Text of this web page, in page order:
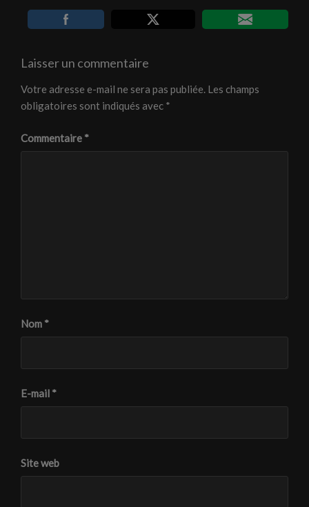
Laisser un commentaire
Votre adresse e-mail ne sera pas publiée. Les champs
obligatoires sont indiqués avec *
Commentaire *
Nom *
E-mail *
Site web